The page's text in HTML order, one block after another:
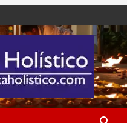
holísticas, cursos,